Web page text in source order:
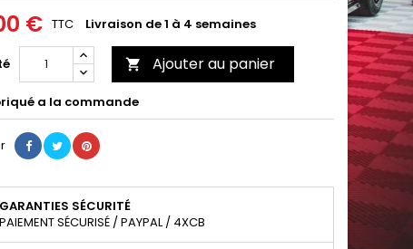
€ TTC Livraison de 1 à 4 semaines
 Ajouter au panier
a la commande
GARANTIES SÉCURITÉ
PAIEMENT SÉCURISÉ / PAYPAL / 4XCB